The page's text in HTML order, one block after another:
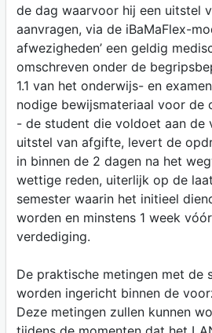
de dag waarvoor hij een uitstel
aanvragen, via de iBaMaFlex-
afwezigheden’ een geldig
omschreven onder de
1.1 van het onderwijs- en
nodige bewijsmateriaal voor de
- de student die voldoet aan de
uitstel van afgifte, levert de
in binnen de 2 dagen na het
wettige reden, uiterlijk op de
semester waarin het initieel
worden en minstens 1 week
verdediging.
De praktische metingen met de
worden ingericht binnen de
Deze metingen zullen kunnen